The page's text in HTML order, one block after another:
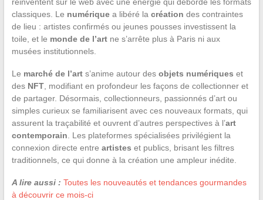
classiques. Le numériquea libéré la création des contraintes
de lieu : artistes confirmés ou jeunes pousses investissent la
toile, et le monde de l’artne s’arrête plus à Paris ni aux
musées institutionnels.
Le marché de l’arts’anime autour des objets numériques et
des NFT, modifiant en profondeur les façons de collectionner et
de partager. Désormais, collectionneurs, passionnés d’art ou
simples curieux se familiarisent avec ces nouveaux formats, qui
assurent la traçabilité et ouvrent d’autres perspectives à l’art
contemporain . Les plateformes spécialisées privilégient la
connexion directe entre artistes et publics, brisant les filtres
traditionnels, ce qui donne à la création une ampleur inédite.
A lire aussi : Toutes les nouveautés et tendances gourmandes
à découvrir ce mois-ci